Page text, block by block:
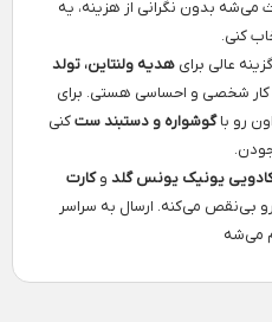
می‌شه بدون نگرانی از هزینه، یه
کنی.
عالی برای هدیه ولنتاین، تولد
کار شخصی و احساسی هستی. برای
رو باگوشواره و دستبند ستکنی
یونیک یونس گلد وکارت
بی‌نقص می‌کنه. ارسال به سراسر
می‌شه